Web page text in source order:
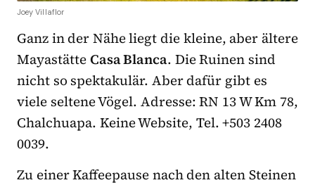
Joey Villaflor
Ganz in der Nähe liegt die kleine, aber ältere
MayastätteCasa Blanca. Die Ruinen sind
nicht so spektakulär. Aber dafür gibt es
viele seltene Vögel. Adresse: RN 13 W Km 78,
Chalchuapa. Keine Website, Tel. +503 2408
0039.
Zu einer Kaffeepause nach den alten Steinen